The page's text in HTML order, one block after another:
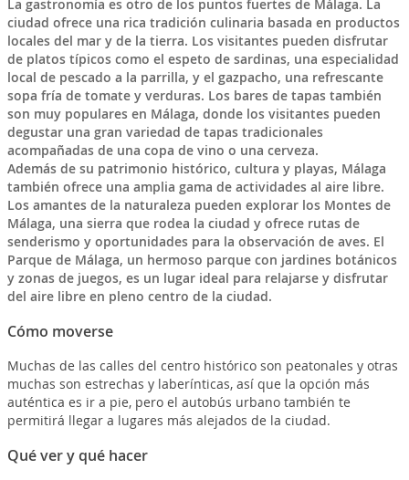
La gastronomía es otro de los puntos fuertes de Málaga. La
ciudad ofrece una rica tradición culinaria basada en productos
locales del mar y de la tierra. Los visitantes pueden disfrutar
de platos típicos como el espeto de sardinas, una especialidad
local de pescado a la parrilla, y el gazpacho, una refrescante
sopa fría de tomate y verduras. Los bares de tapas también
son muy populares en Málaga, donde los visitantes pueden
degustar una gran variedad de tapas tradicionales
acompañadas de una copa de vino o una cerveza.
Además de su patrimonio histórico, cultura y playas, Málaga
también ofrece una amplia gama de actividades al aire libre.
Los amantes de la naturaleza pueden explorar los Montes de
Málaga, una sierra que rodea la ciudad y ofrece rutas de
senderismo y oportunidades para la observación de aves. El
Parque de Málaga, un hermoso parque con jardines botánicos
y zonas de juegos, es un lugar ideal para relajarse y disfrutar
del aire libre en pleno centro de la ciudad.
Cómo moverse
Muchas de las calles del centro histórico son peatonales y otras
muchas son estrechas y laberínticas, así que la opción más
auténtica es ir a pie, pero el autobús urbano también te
permitirá llegar a lugares más alejados de la ciudad.
Qué ver y qué hacer